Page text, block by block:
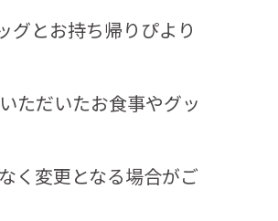
グとお持ち帰りぴより
ただいたお食事やグッ
く変更となる場合がご